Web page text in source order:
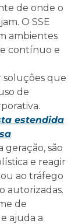
de onde o
O SSE
ambientes
contínuo e
que
de
estendida
geração, são
e reagir
ao tráfego
autorizadas.
de
ajuda a